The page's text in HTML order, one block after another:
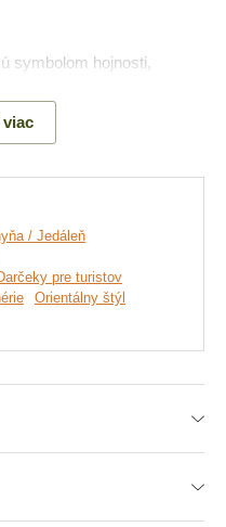
symbolom hojnosti,
tmavohnedý okraj,
/ Jedáleň
pre turistov
Orientálny štýl